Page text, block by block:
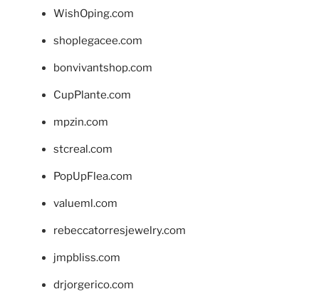
WishOping.com
shoplegacee.com
bonvivantshop.com
CupPlante.com
mpzin.com
stcreal.com
PopUpFlea.com
valueml.com
rebeccatorresjewelry.com
jmpbliss.com
drjorgerico.com